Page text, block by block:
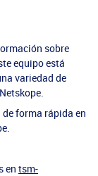
sobre
equipo está
variedad de
forma rápida en
en tsm-